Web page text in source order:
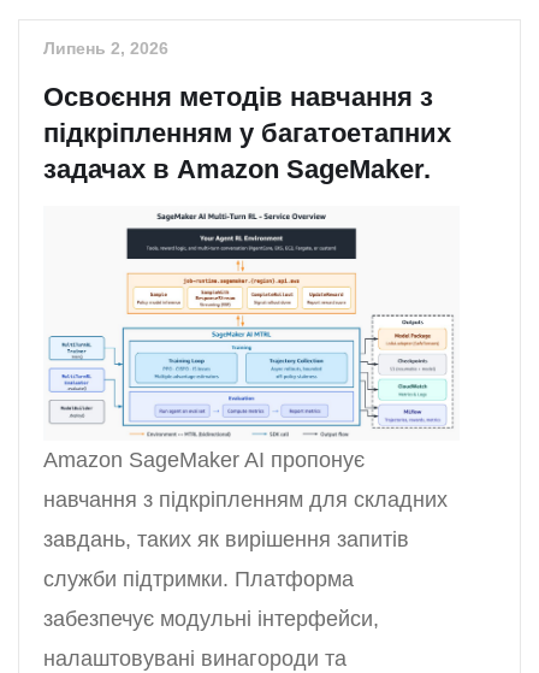
Липень 2, 2026
Освоєння методів навчання з
підкріпленням у багатоетапних
задачах в Amazon SageMaker.
Amazon SageMaker AI пропонує
навчання з підкріпленням для складних
завдань, таких як вирішення запитів
служби підтримки. Платформа
забезпечує модульні інтерфейси,
налаштовувані винагороди та